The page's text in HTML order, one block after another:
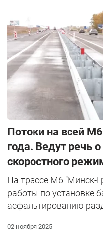
Потоки на всей
года. Ведут речь
скоростного
На трассе М6 "Минск-
работы по установке
асфальтированию
02 ноября 2025